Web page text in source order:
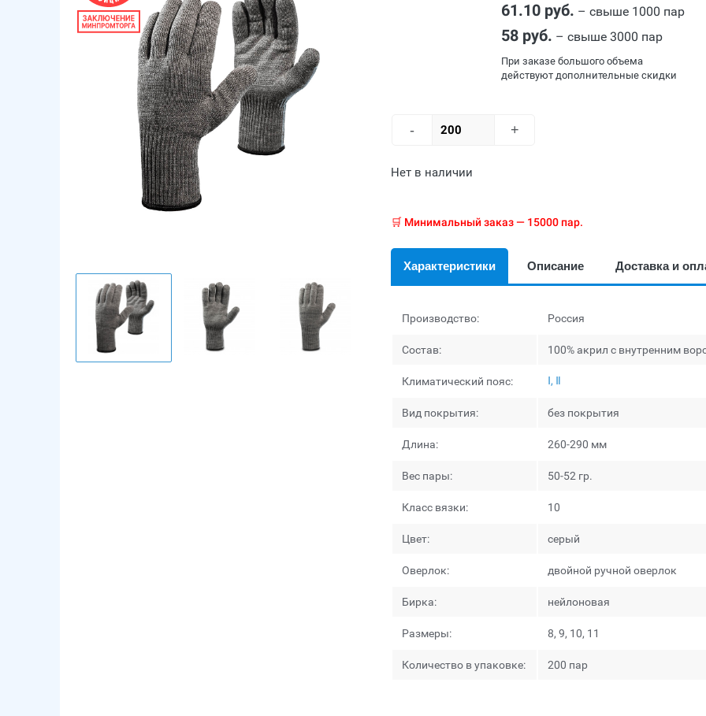
61.10 руб. – свыше 1000 пар
58 руб. – свыше 3000 пар
При заказе большого объема
действуют дополнительные скидки
- +
Нет в наличии
🛒 Минимальный заказ — 15000 пар.
Характеристики Описание Доставка и
Производство: Россия
Состав: 100% акрил с внутренним
Климатический пояс: Ⅰ, Ⅱ
Вид покрытия: без покрытия
Длина: 260-290 мм
Вес пары: 50-52 гр.
Класс вязки: 10
Цвет: серый
Оверлок: двойной ручной оверлок
Бирка: нейлоновая
Размеры: 8, 9, 10, 11
Количество в упаковке: 200 пар